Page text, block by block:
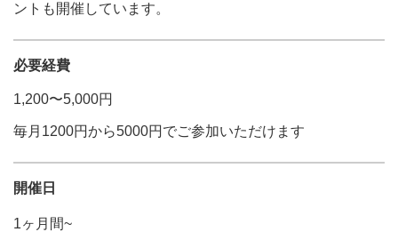
ントも開催しています。
必要経費
1,200〜5,000円
毎月1200円から5000円でご参加いただけます
開催日
1ヶ月間~